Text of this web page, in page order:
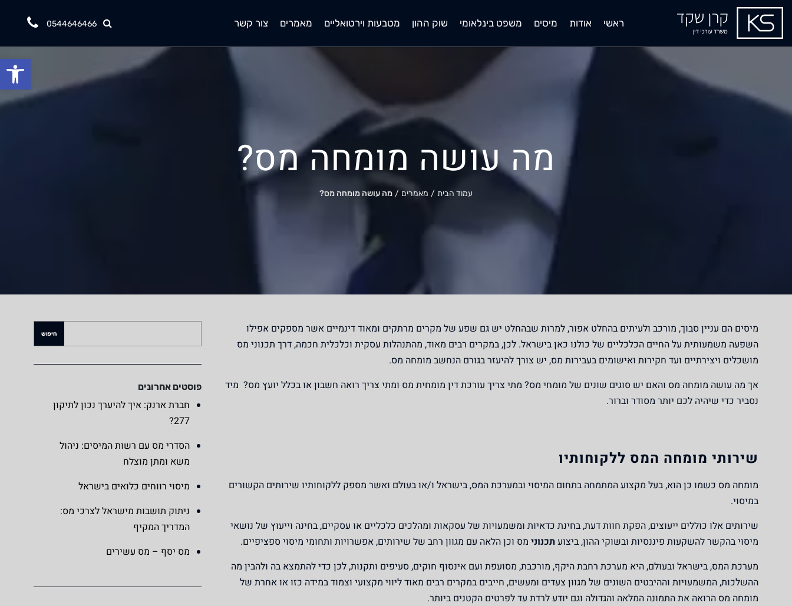
ראשי אודות מיסים משפט בינלאומי שוק ההון מטבעות וירטואליים מאמרים צור קשר 0544646466
מה עושה מומחה מס?
עמוד הבית / מאמרים / מה עושה מומחה מס?
מיסים הם עניין סבוך, מורכב ולעיתים בהחלט אפור, למרות שבהחלט יש גם שפע של מקרים מרתקים ומאוד דינמיים אשר מספקים אפילו
השפעה משמעותית על החיים הכלכליים של כולנו כאן בישראל. לכן, במקרים רבים מאוד, מהתנהלות עסקית וכלכלית חכמה, דרך תכנוני מס
מושכלים ויצירתיים ועד חקירות ואישומים בעבירות מס, יש צורך להיעזר בגורם הנחשב מומחה מס.
אך מה עושה מומחה מס והאם יש סוגים שונים של מומחי מס? מתי צריך עורכת דין מומחית מס ומתי צריך רואה חשבון או בכלל יועץ מס? מיד
נסביר כדי שיהיה לכם יותר מסודר וברור.
שירותי מומחה המס ללקוחותיו
מומחה מס כשמו כן הוא, בעל מקצוע המתמחה בתחום המיסוי ובמערכת המס, בישראל ו/או בעולם ואשר מספק ללקוחותיו שירותים הקשורים
במיסוי.
שירותים אלו כוללים ייעוצים, הפקת חוות דעת, בחינת כדאיות ומשמעויות של עסקאות ומהלכים כלכליים או עסקיים, בחינה וייעוץ של נושאי
מיסוי בהקשר להשקעות פיננסיות ובשוקי ההון, ביצועתכנוני מס וכן הלאה עם מגוון רחב של שירותים, אפשרויות ותחומי מיסוי ספציפיים.
מערכת המס, בישראל ובעולם, היא מערכת רחבת היקף, מורכבת, מסועפת ועם אינסוף חוקים, סעיפים ותקנות, לכן כדי להתמצא בה ולהבין מה
ההשלכות, המשמעויות וההיבטים השונים של מגוון צעדים ומעשים, חייבים במקרים רבים מאוד ליווי מקצועי וצמוד במידה כזו או אחרת של
מומחה מס הרואה את התמונה המלאה והגדולה וגם יודע לרדת עד לפרטים הקטנים ביותר.
פוסטים אחרונים
חברת ארנק: איך להיערך נכון לתיקון
277?
הסדרי מס עם רשות המיסים: ניהול
משא ומתן מוצלח
מיסוי רווחים כלואים בישראל
ניתוק תושבות מישראל לצרכי מס:
המדריך המקיף
מס יסף – מס עשירים